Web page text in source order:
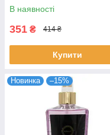
В наявності
351 ₴ 414 ₴
Купити
Новинка –15%